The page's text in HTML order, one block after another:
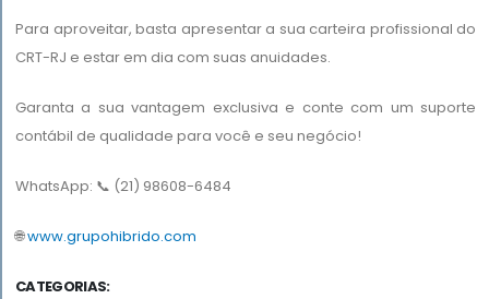
Para aproveitar, basta apresentar a sua carteira profissional do
CRT-RJ e estar em dia com suas anuidades.
Garanta a sua vantagem exclusiva e conte com um suporte
contábil de qualidade para você e seu negócio!
WhatsApp: 📞 (21) 98608-6484
🌐www.grupohibrido.com
CATEGORIAS: